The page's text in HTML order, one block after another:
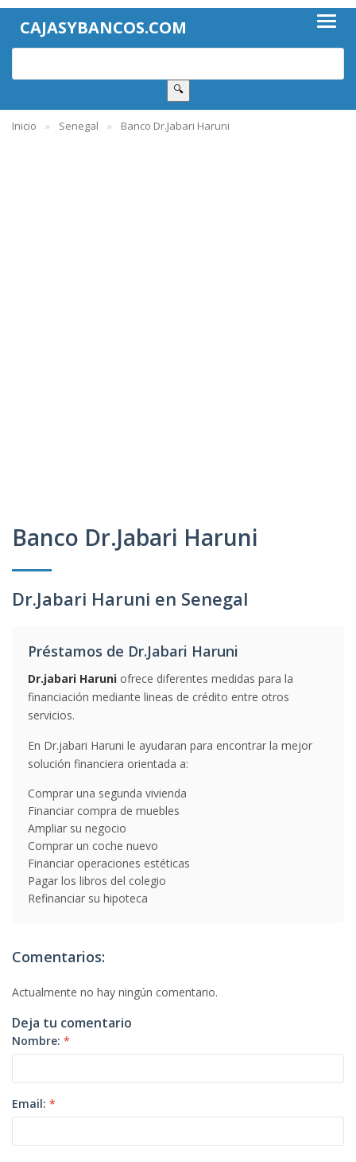
CAJASYBANCOS.COM
🔍
Inicio Senegal Banco Dr.Jabari Haruni
Banco Dr.Jabari Haruni
Dr.Jabari Haruni en Senegal
Préstamos de Dr.Jabari Haruni
Dr.jabari Haruni ofrece diferentes medidas para la
financiación mediante lineas de crédito entre otros
servicios.
En Dr.jabari Haruni le ayudaran para encontrar la mejor
solución financiera orientada a:
Comprar una segunda vivienda
Financiar compra de muebles
Ampliar su negocio
Comprar un coche nuevo
Financiar operaciones estéticas
Pagar los libros del colegio
Refinanciar su hipoteca
Comentarios:
Actualmente no hay ningún comentario.
Deja tu comentario
Nombre: *
Email: *